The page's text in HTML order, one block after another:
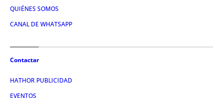
QUIÉNES SOMOS
CANAL DE WHATSAPP
Contactar
HATHOR PUBLICIDAD
EVENTOS